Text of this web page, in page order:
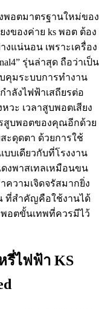
พอตมาตรฐานใหม่ของ
ของค่าย ks พอต ต้อง
แน่นอน เพราะเครื่อง
รุ่นล่าสุด ถือว่าเป็น
มระบบการทำงาน
ำลังไฟฟ้าเสถียรต่อ
วะ เวลาสูบพอตเสียง
สูบพอตของคุณอีกด้วย
ะดุดตา ด้วยการใช้
บบเดียวกับที่โรงงาน
งพาสเทลเหมือนขน
วามเจิดจรัสมากยิ่ง
ที่สำคัญคือใช้งานได้
พอตขั้นเทพที่ควรมีไว้
ไฟฟ้า KS